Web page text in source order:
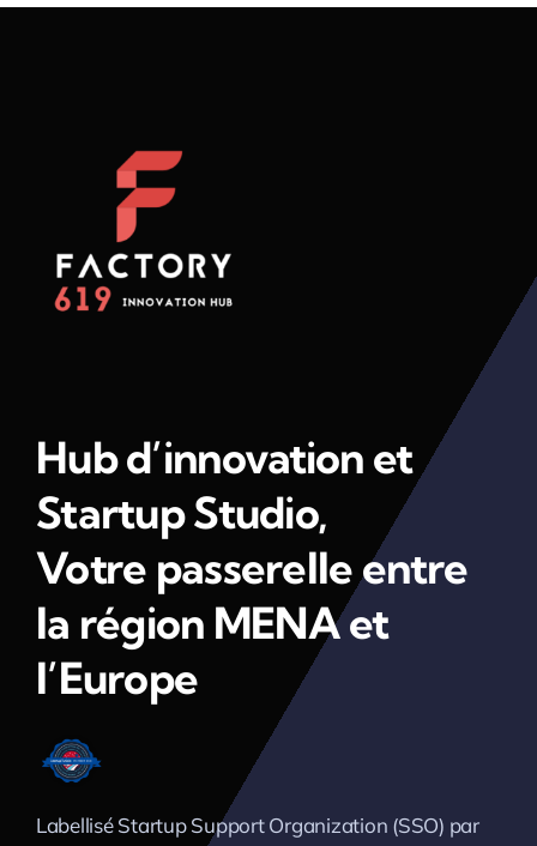
Hub d’innovation et
Startup Studio,
Votre passerelle entre
la région MENA et
l’Europe
Labellisé Startup Support Organization (SSO) par